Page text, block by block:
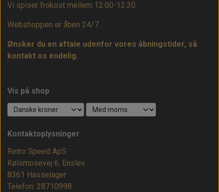
Vi spiser frokost mellem 12.00-12.30.
Webshoppen er åben 24/7.
Ønsker du en aftale udenfor vores åbningstider, så
kontakt os endelig.
Vis på shop
Kontaktoplysninger
Retro Speed ApS
Kølsmosevej 6, Enslev
8361 Hasselager
Telefon: 28710998